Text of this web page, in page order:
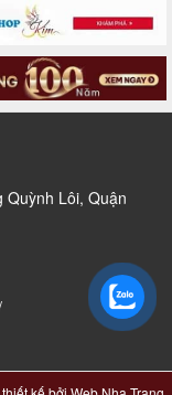
Quỳnh Lôi, Quận